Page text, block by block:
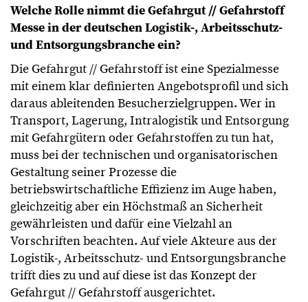
Welche Rolle nimmt die Gefahrgut // Gefahrstoff
Messe in der deutschen Logistik-, Arbeitsschutz-
und Entsorgungsbranche ein?
Die Gefahrgut // Gefahrstoff ist eine Spezialmesse
mit einem klar definierten Angebotsprofil und sich
daraus ableitenden Besucherzielgruppen. Wer in
Transport, Lagerung, Intralogistik und Entsorgung
mit Gefahrgütern oder Gefahrstoffen zu tun hat,
muss bei der technischen und organisatorischen
Gestaltung seiner Prozesse die
betriebswirtschaftliche Effizienz im Auge haben,
gleichzeitig aber ein Höchstmaß an Sicherheit
gewährleisten und dafür eine Vielzahl an
Vorschriften beachten. Auf viele Akteure aus der
Logistik-, Arbeitsschutz- und Entsorgungsbranche
trifft dies zu und auf diese ist das Konzept der
Gefahrgut // Gefahrstoff ausgerichtet.